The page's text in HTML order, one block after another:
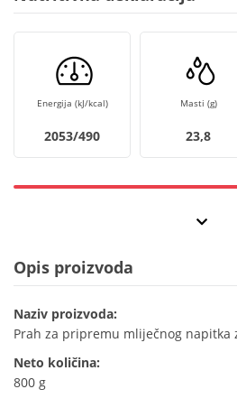
Energija (kJ/kcal)
2053/490
Masti (g)
23,8
Opis proizvoda
Naziv proizvoda:
Prah za pripremu mliječnog napitka
Neto količina:
800 g